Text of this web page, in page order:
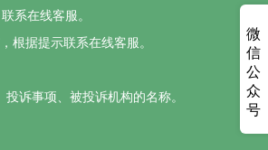
系在线客服。
根据提示联系在线客服。
诉事项、被投诉机构的名称。
微
信
公
众
号